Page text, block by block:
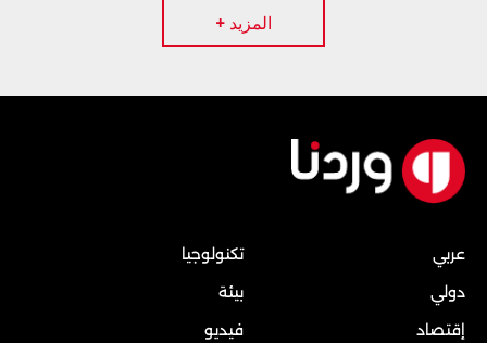
المزيد +
عربي
دولي
إقتصاد
تكنولوجيا
بيئة
فيديو